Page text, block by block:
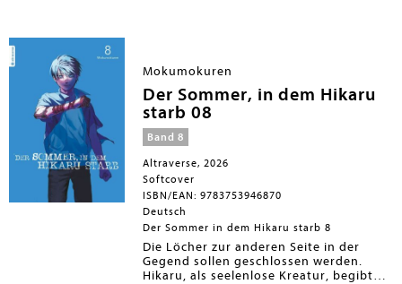
Mokumokuren
Der Sommer, in dem Hikaru
starb 08
Band 8
Altraverse, 2026
Softcover
ISBN/EAN: 9783753946870
Deutsch
Der Sommer in dem Hikaru starb 8
Die Löcher zur anderen Seite in der
Gegend sollen geschlossen werden.
Hikaru, als seelenlose Kreatur, begibt